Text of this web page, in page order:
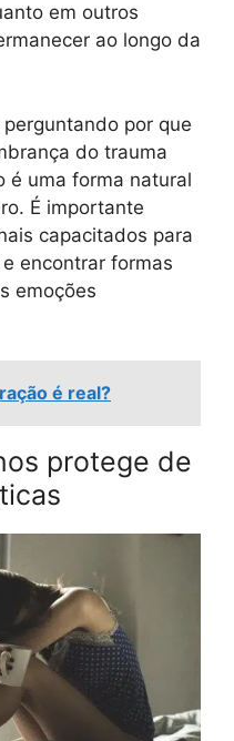
em outros
ao longo da
por que
do trauma
é uma forma natural
É importante
capacitados para
encontrar formas
emoções
é real?
protege de